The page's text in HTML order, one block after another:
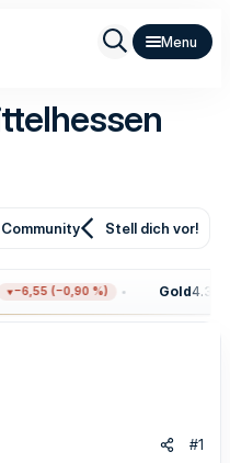
Stell dich vor!
−6,55 (−0,90 %) Gold
#1